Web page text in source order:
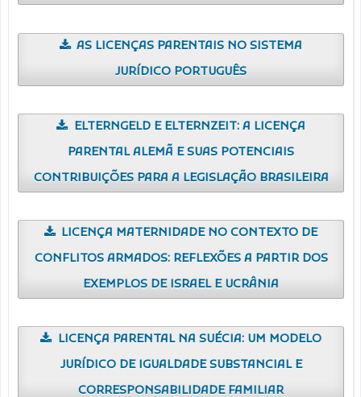
AS LICENÇAS PARENTAIS NO SISTEMA
JURÍDICO PORTUGUÊS
ELTERNGELD E ELTERNZEIT: A LICENÇA
PARENTAL ALEMÃ E SUAS POTENCIAIS
CONTRIBUIÇÕES PARA A LEGISLAÇÃO BRASILEIRA
LICENÇA MATERNIDADE NO CONTEXTO DE
CONFLITOS ARMADOS: REFLEXÕES A PARTIR DOS
EXEMPLOS DE ISRAEL E UCRÂNIA
LICENÇA PARENTAL NA SUÉCIA: UM MODELO
JURÍDICO DE IGUALDADE SUBSTANCIAL E
CORRESPONSABILIDADE FAMILIAR